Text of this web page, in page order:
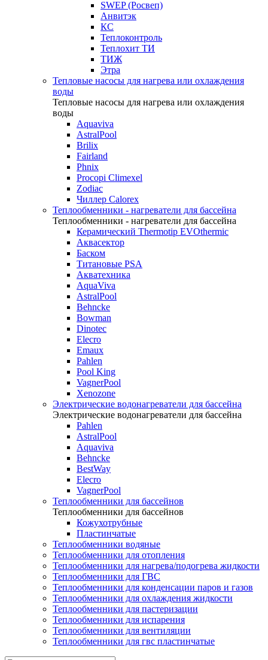
SWEP (Росвеп)
Анвитэк
КС
Теплоконтроль
Теплохит ТИ
ТИЖ
Этра
Тепловые насосы для нагрева или охлаждения
воды
Тепловые насосы для нагрева или охлаждения
воды
Aquaviva
AstralPool
Brilix
Fairland
Phnix
Procopi Climexel
Zodiac
Чиллер Calorex
Теплообменники - нагреватели для бассейна
Теплообменники - нагреватели для бассейна
Керамический Thermotip EVOthermic
Аквасектор
Баском
Титановые PSA
Акватехника
AquaViva
AstralPool
Behncke
Bowman
Dinotec
Elecro
Emaux
Pahlen
Pool King
VagnerPool
Xenozone
Электрические водонагреватели для бассейна
Электрические водонагреватели для бассейна
Pahlen
AstralPool
Aquaviva
Behncke
BestWay
Elecro
VagnerPool
Теплообменники для бассейнов
Теплообменники для бассейнов
Кожухотрубные
Пластинчатые
Теплообменники водяные
Теплообменники для отопления
Теплообменники для нагрева/подогрева жидкости
Теплообменники для ГВС
Теплообменники для конденсации паров и газов
Теплообменники для охлаждения жидкости
Теплообменники для пастеризации
Теплообменники для испарения
Теплообменники для вентиляции
Теплообменники для гвс пластинчатые